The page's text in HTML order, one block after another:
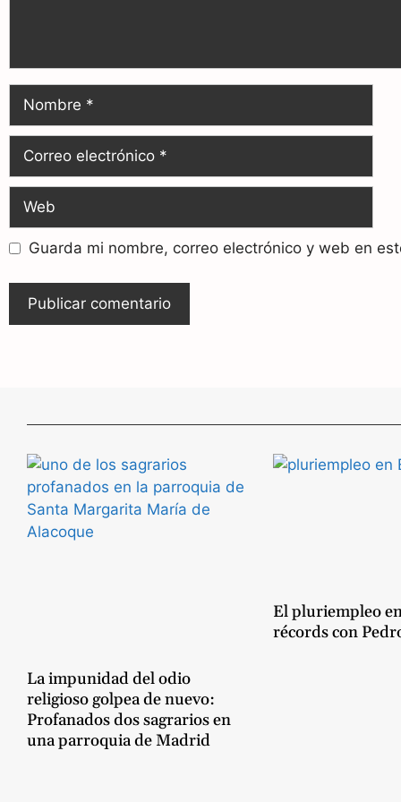
Guarda mi nombre, correo electrónico y web en
La impunidad del odio
religioso golpea de nuevo:
Profanados dos sagrarios en
una parroquia de Madrid
El pluriempleo
récords con